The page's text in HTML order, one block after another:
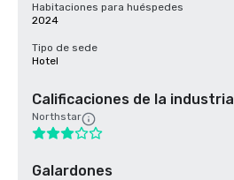
Habitaciones para huéspedes
2024
Tipo de sede
Hotel
Calificaciones de la industria
Northstar
Galardones